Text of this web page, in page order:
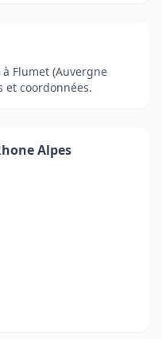
Flumet (Auvergne
et coordonnées.
Alpes